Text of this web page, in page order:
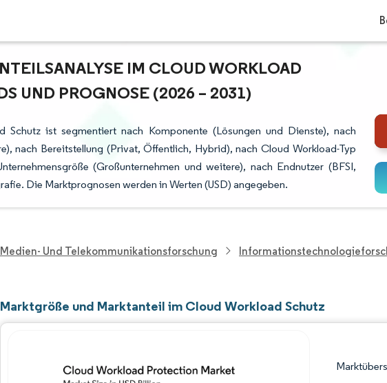
IM CLOUD WORKLOAD S
UND PROGNOSE (2026 – 2031)
ist segmentiert nach Komponente (Lösungen und Dienste), nach
nach Bereitstellung (Privat, Öffentlich, Hybrid), nach Cloud Workload-Typ
(Großunternehmen und weitere), nach Endnutzer (BFSI,
Die Marktprognosen werden in Werten (USD) angegeben.
Und Telekommunikationsforschung
Marktgröße und Marktanteil im Cloud Workload Schutz